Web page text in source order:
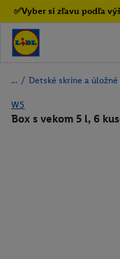
✅Vyber si zľavu podľa
/ Detské skrine a
W5
Box s vekom 5 l, 6